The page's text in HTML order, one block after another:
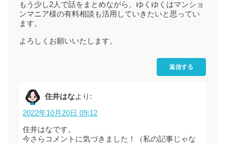
もう少し2人で話をまとめながら、ゆくゆくはマンショ
ンマニア様の有料相談も活用していきたいと思ってい
ます。
よろしくお願いいたします。
返信する
住井はなより:
2022年10月20日 09:12
住井はなです。
今さらコメントに気づきました！（私の記事じゃな